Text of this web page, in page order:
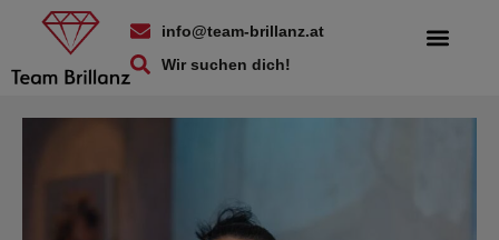
info@team-brillanz.at
Wir suchen dich!